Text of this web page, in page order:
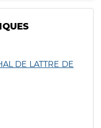
DE LATTRE DE